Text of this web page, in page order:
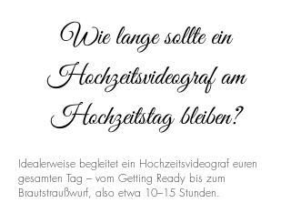
Wie lange sollte ein
Hochzeitsvideograf am
Hochzeitstag bleiben?
Idealerweise begleitet ein Hochzeitsvideograf euren
gesamten Tag – vom Getting Ready bis zum
Brautstraußwurf, also etwa 10–15 Stunden.